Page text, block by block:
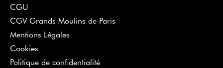
CGU
CGV Grands Moulins de Paris
Mentions Légales
Cookies
Politique de confidentialité